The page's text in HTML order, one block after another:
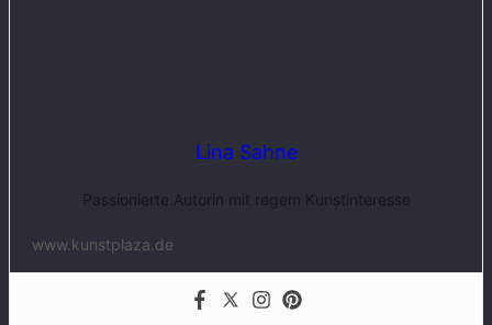
Lina Sahne
Passionierte Autorin mit regem Kunstinteresse
www.kunstplaza.de